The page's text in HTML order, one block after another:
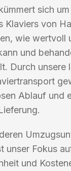
sich
Klaviers von
wie wertvoll
und
Durch unsere
Ablauf und
unser Fokus
und